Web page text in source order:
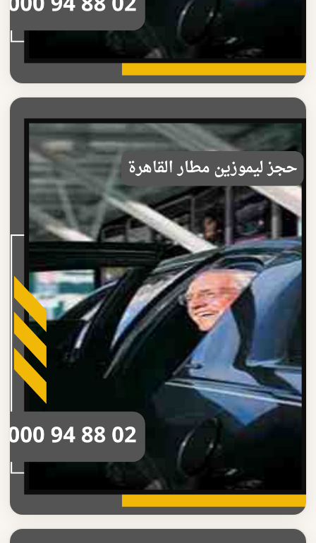
أسعار حجز ليموزين المطار 2025
تعرف على أسعار حجز ليموزين المطار الاقتصادية خدمة موثوقة
ومريحة مع سائق محترف على مدار الساعة
اقرأ المزيد